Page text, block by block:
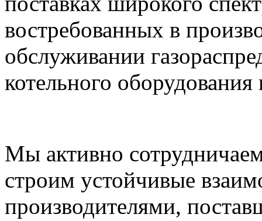
востребованных в
обслуживании
котельного оборудования
Мы активно
строим устойчивые
производителями,